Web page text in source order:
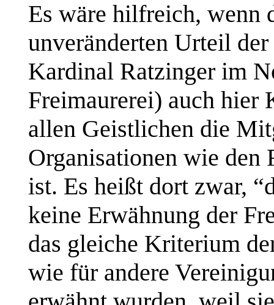
Es wäre hilfreich, wenn
unveränderten Urteil
Kardinal Ratzinger im
Freimaurerei) auch hier
allen Geistlichen die
Organisationen wie den
ist. Es heißt dort zwar,
keine Erwähnung der
das gleiche Kriterium
wie für andere